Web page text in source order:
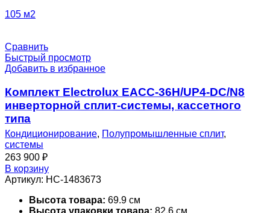
105 м2
Сравнить
Быстрый просмотр
Добавить в избранное
Комплект Electrolux EACC-36H/UP4-DC/N8
инверторной сплит-системы, кассетного
типа
Кондиционирование, Полупромышленные сплит,
системы
263 900 ₽
В корзину
Артикул: НС-1483673
Высота товара: 69.9 см
Высота упаковки товара: 82.6 см